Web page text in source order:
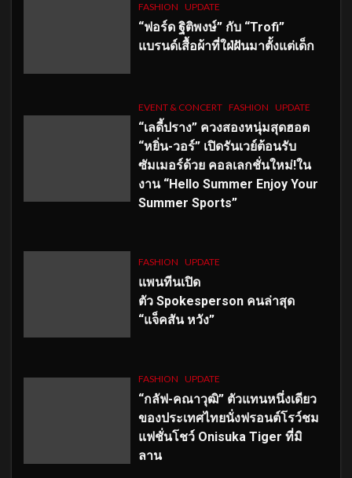
FASHION UPDATE
“ฟอร์ด ฐิติพงษ์” กับ “Trofi”
แบรนด์เสื้อผ้าที่ใฝ่ฝันมาตั้งแต่เด็ก
EVENT & CONCERT FASHION UPDATE
“เลดี้ปราง” ควงสองหนุ่มสุดฮอต
“หยิ่น-วอร์” เปิดรันเวย์ต้อนรับ
ซัมเมอร์ด้วย คอลเลกชั่นใหม่!ใน
งาน “Hello Summer Enjoy Your
Summer Sports”
FASHION UPDATE
แพนทีนเปิด
ตัว Spokesperson คนล่าสุด
“แจ็คสัน หวัง”
FASHION UPDATE
“กลัฟ-คณาวุฒิ” ตัวแทนหนึ่งเดียว
ของประเทศไทยนั่งฟรอนต์โรว์ชม
แฟชั่นโชว์ Onisuka Tiger ที่มิ
ลาน